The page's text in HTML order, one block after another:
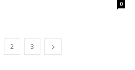
0
2 3